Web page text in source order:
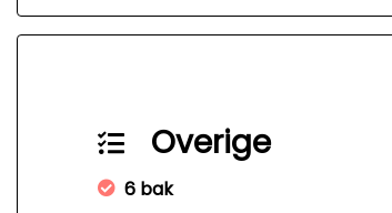
Overige
6 bak